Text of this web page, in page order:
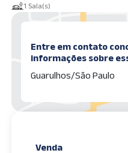
1 Sala(s)
Entre em contato
informações sobre
Guarulhos/São Paulo
Venda